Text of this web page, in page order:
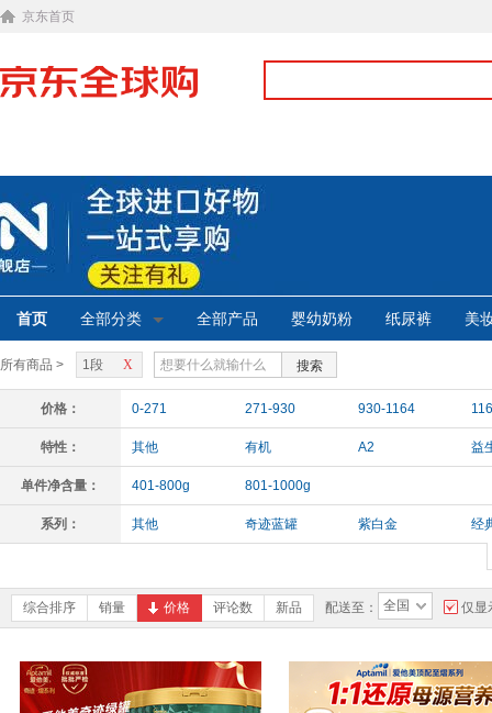
京东首页
首页 全部分类 全部产品 婴幼奶粉 纸尿裤 美
所有商品 > X
1段 搜索
价格： 0-271 271-930 930-1164
特性： 其他 有机 A2 益
单件净含量： 401-800g 801-1000g
系列： 其他 奇迹蓝罐 紫白金 经
综合排序 销量 价格 评论数 新品 配送至： 全国 仅显